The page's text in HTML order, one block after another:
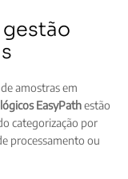
amostras em
EasyPathestão
categorização por
processamento ou